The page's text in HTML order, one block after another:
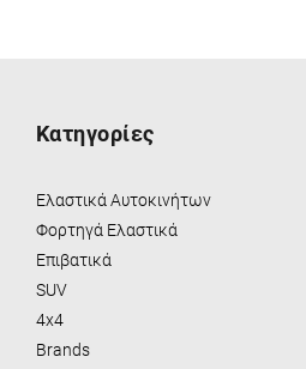
Κατηγορίες
Ελαστικά Αυτοκινήτων
Φορτηγά Ελαστικά
Επιβατικά
SUV
4x4
Brands